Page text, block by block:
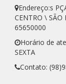
Endereço:s
CENTRO \ SÃO
65650000
Horário de
SEXTA
Contato: